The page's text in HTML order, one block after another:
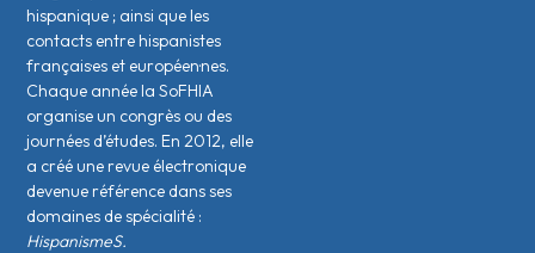
hispanique ; ainsi que les
contacts entre hispanistes
français·es et européen·nes.
Chaque année la SoFHIA
organise un congrès ou des
journées d’études. En 2012, elle
a créé une revue électronique
devenue référence dans ses
domaines de spécialité :
HispanismeS.